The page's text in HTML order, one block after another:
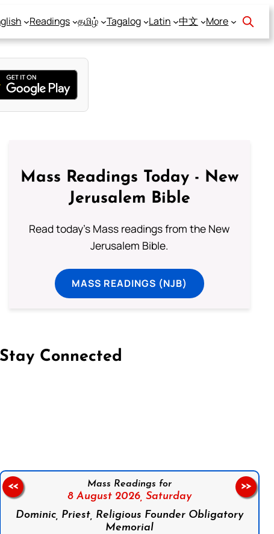
Readings தமிழ் Tagalog Latin 中文 More
Mass Readings Today - New
Jerusalem Bible
Read today's Mass readings from the New
Jerusalem Bible.
MASS READINGS (NJB)
Stay Connected
Mass Readings for
8 August 2026, Saturday
Dominic, Priest, Religious Founder Obligatory
Memorial
<< >>